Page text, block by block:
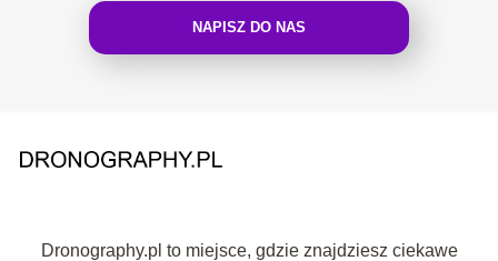
NAPISZ DO NAS
Dronography.pl to miejsce, gdzie znajdziesz ciekawe